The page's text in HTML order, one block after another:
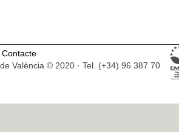
Contacte
València © 2020 · Tel. (+34) 96 387 70